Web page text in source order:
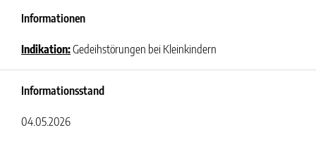
Informationen
Indikation:Gedeihstörungen bei Kleinkindern
Informationsstand
04.05.2026